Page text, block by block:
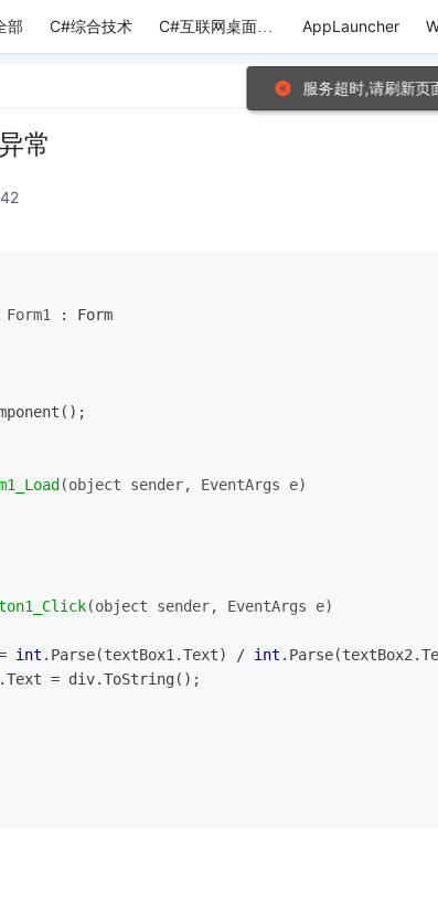
部 C#综合技术 C#互联网桌面应用 AppLauncher
常
Form1 :
Form
(object sender, EventArgs e)
(object sender, EventArgs e)
int .Parse(textBox1.Text) / int
= div.ToString();
服务超时,请刷新页